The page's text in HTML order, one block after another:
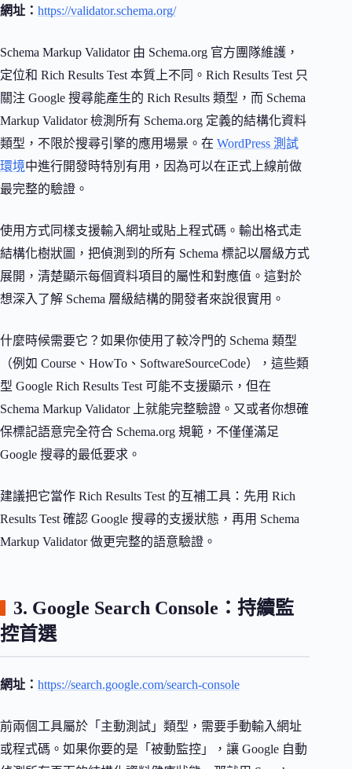
網址： https://validator.schema.org/
Schema Markup Validator 由 Schema.org 官方團隊維護，
定位和 Rich Results Test 本質上不同。Rich Results Test 只
關注 Google 搜尋能產生的 Rich Results 類型，而 Schema
Markup Validator 檢測所有 Schema.org 定義的結構化資料
類型，不限於搜尋引擎的應用場景。在 WordPress 測試
環境中進行開發時特別有用，因為可以在正式上線前做
最完整的驗證。
使用方式同樣支援輸入網址或貼上程式碼。輸出格式走
結構化樹狀圖，把偵測到的所有 Schema 標記以層級方式
展開，清楚顯示每個資料項目的屬性和對應值。這對於
想深入了解 Schema 層級結構的開發者來說很實用。
什麼時候需要它？如果你使用了較冷門的 Schema 類型
（例如 Course、HowTo、SoftwareSourceCode），這些類
型 Google Rich Results Test 可能不支援顯示，但在
Schema Markup Validator 上就能完整驗證。又或者你想確
保標記語意完全符合 Schema.org 規範，不僅僅滿足
Google 搜尋的最低要求。
建議把它當作 Rich Results Test 的互補工具：先用 Rich
Results Test 確認 Google 搜尋的支援狀態，再用 Schema
Markup Validator 做更完整的語意驗證。
3. Google Search Console：持續監
控首選
網址： https://search.google.com/search-console
前兩個工具屬於「主動測試」類型，需要手動輸入網址
或程式碼。如果你要的是「被動監控」，讓 Google 自動